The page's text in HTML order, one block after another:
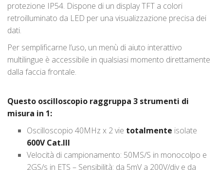
protezione IP54. Dispone di un display TFT a colori
retroilluminato da LED per una visualizzazione precisa dei
dati.
Per semplificarne l’uso, un menù di aiuto interattivo
multilingue è accessibile in qualsiasi momento direttamente
dalla faccia frontale.
Questo oscilloscopio raggruppa 3 strumenti di
misura in 1:
Oscilloscopio 40MHz x 2 vie totalmente isolate
600V Cat.III
Velocità di campionamento: 50MS/S in monocolpo e
2GS/s in ETS – Sensibilità: da 5mV a 200V/div e da